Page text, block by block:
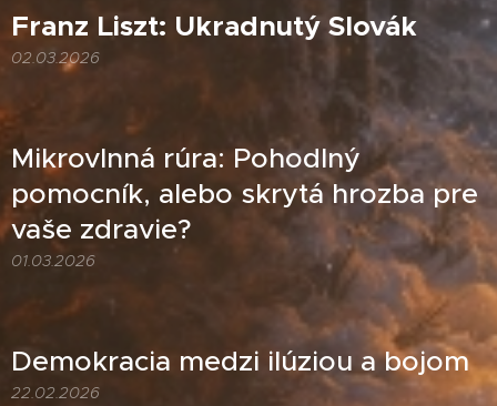
Franz Liszt: Ukradnutý Slovák
02.03.2026
Mikrovlnná rúra: Pohodlný
pomocník, alebo skrytá hrozba pre
vaše zdravie?
01.03.2026
Demokracia medzi ilúziou a bojom
22.02.2026